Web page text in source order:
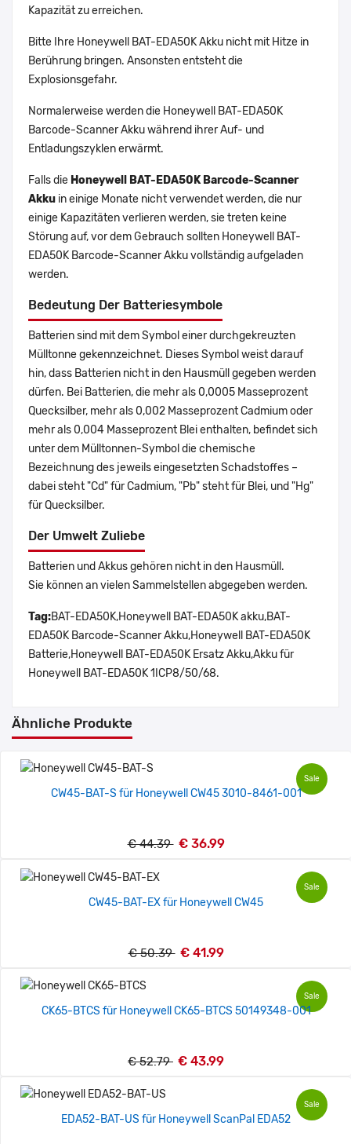
Kapazität zu erreichen.
Bitte Ihre Honeywell BAT-EDA50K Akku nicht mit Hitze in
Berührung bringen. Ansonsten entsteht die
Explosionsgefahr.
Normalerweise werden die Honeywell BAT-EDA50K
Barcode-Scanner Akku während ihrer Auf- und
Entladungszyklen erwärmt.
Falls die Honeywell BAT-EDA50K Barcode-Scanner
Akku in einige Monate nicht verwendet werden, die nur
einige Kapazitäten verlieren werden, sie treten keine
Störung auf, vor dem Gebrauch sollten Honeywell BAT-
EDA50K Barcode-Scanner Akku vollständig aufgeladen
werden.
Bedeutung Der Batteriesymbole
Batterien sind mit dem Symbol einer durchgekreuzten
Mülltonne gekennzeichnet. Dieses Symbol weist darauf
hin, dass Batterien nicht in den Hausmüll gegeben werden
dürfen. Bei Batterien, die mehr als 0,0005 Masseprozent
Quecksilber, mehr als 0,002 Masseprozent Cadmium oder
mehr als 0,004 Masseprozent Blei enthalten, befindet sich
unter dem Mülltonnen-Symbol die chemische
Bezeichnung des jeweils eingesetzten Schadstoffes –
dabei steht "Cd" für Cadmium, "Pb" steht für Blei, und "Hg"
für Quecksilber.
Der Umwelt Zuliebe
Batterien und Akkus gehören nicht in den Hausmüll.
Sie können an vielen Sammelstellen abgegeben werden.
Tag:BAT-EDA50K,Honeywell BAT-EDA50K akku,BAT-
EDA50K Barcode-Scanner Akku,Honeywell BAT-EDA50K
Batterie,Honeywell BAT-EDA50K Ersatz Akku,Akku für
Honeywell BAT-EDA50K 1ICP8/50/68.
Ähnliche Produkte
Sale
CW45-BAT-S für Honeywell CW45 3010-8461-001
€ 44.39 € 36.99
Sale
CW45-BAT-EX für Honeywell CW45
€ 50.39 € 41.99
Sale
CK65-BTCS für Honeywell CK65-BTCS 50149348-001
€ 52.79 € 43.99
Sale
EDA52-BAT-US für Honeywell ScanPal EDA52